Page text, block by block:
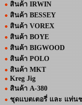
สินค้า IRWIN
สินค้า BESSEY
สินค้า VOREX
สินค้า BOYE
สินค้า BIGWOOD
สินค้า POLO
สินค้า MKT
Kreg Jig
สินค้า A-380
ชุดแบตเตอรี่ และ แท่น